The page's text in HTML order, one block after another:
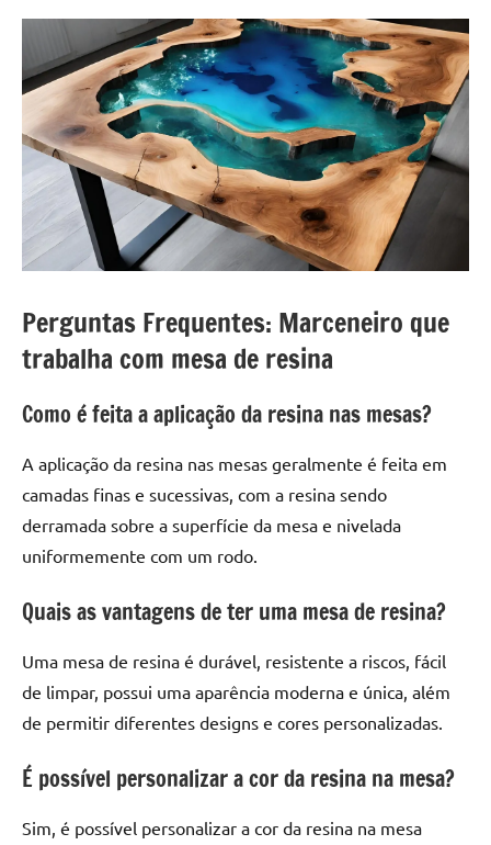
Perguntas Frequentes: Marceneiro que
trabalha com mesa de resina
Como é feita a aplicação da resina nas mesas?
A aplicação da resina nas mesas geralmente é feita em
camadas finas e sucessivas, com a resina sendo
derramada sobre a superfície da mesa e nivelada
uniformemente com um rodo.
Quais as vantagens de ter uma mesa de resina?
Uma mesa de resina é durável, resistente a riscos, fácil
de limpar, possui uma aparência moderna e única, além
de permitir diferentes designs e cores personalizadas.
É possível personalizar a cor da resina na mesa?
Sim, é possível personalizar a cor da resina na mesa